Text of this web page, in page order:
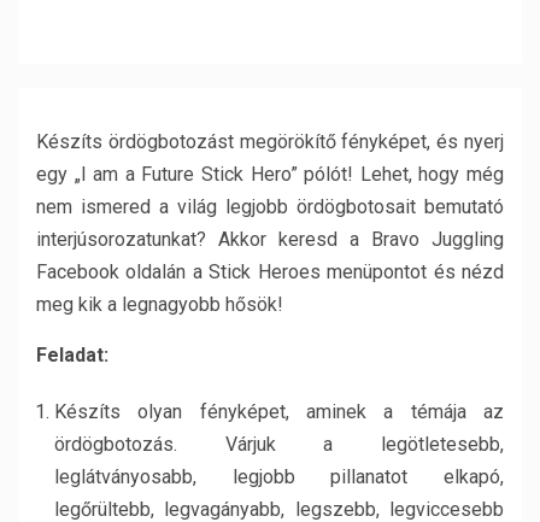
Készíts ördögbotozást megörökítő fényképet, és nyerj
egy „I am a Future Stick Hero” pólót! Lehet, hogy még
nem ismered a világ legjobb ördögbotosait bemutató
interjúsorozatunkat? Akkor keresd a Bravo Juggling
Facebook oldalán a Stick Heroes menüpontot és nézd
meg kik a legnagyobb hősök!
Feladat:
Készíts olyan fényképet, aminek a témája az
ördögbotozás. Várjuk a legötletesebb,
leglátványosabb, legjobb pillanatot elkapó,
legőrültebb, legvagányabb, legszebb, legviccesebb